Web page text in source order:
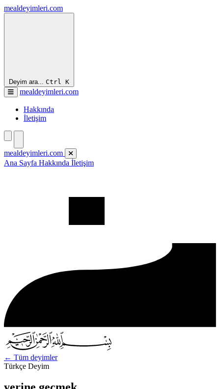
mealdeyimleri.com
Deyim ara... Ctrl K
mealdeyimleri.com
Hakkında
İletişim
mealdeyimleri.com
Ana Sayfa Hakkında İletişim
← Tüm deyimler
Türkçe Deyim